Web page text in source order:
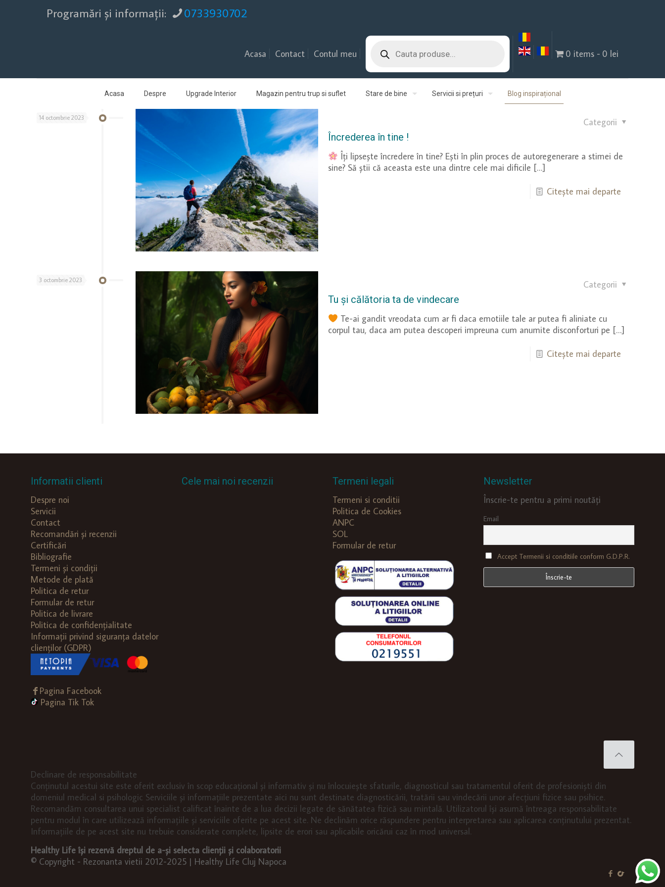
Programări şi informaţii: 0733930702
Acasa Contact Contul meu search 0 items 0 lei
Acasa Despre Upgrade Interior Magazin pentru trup si suflet Stare de bine Servicii si prețuri Blog inspirațional
14 octombrie 2023 Categorii
Încrederea în tine !
Îți lipsește încredere în tine? Eşti în plin proces de autoregenerare a stimei de
sine? Să ştii că aceasta este una dintre cele mai dificile […]
Citește mai departe
3 octombrie 2023 Categorii
Tu și călătoria ta de vindecare
Te-ai gandit vreodata cum ar fi daca emotiile tale ar putea fi aliniate cu
corpul tau, daca am putea descoperi impreuna cum anumite disconforturi pe […]
Citește mai departe
Informatii clienti
Despre noi
Servicii
Contact
Recomandări și recenzii
Certificări
Bibliografie
Termeni și condiții
Metode de plată
Politica de retur
Formular de retur
Politica de livrare
Politica de confidențialitate
Informații privind siguranța datelor
clienților (GDPR)
Pagina Facebook
Pagina Tik Tok
Cele mai noi recenzii Termeni legali
Termeni si conditii
Politica de Cookies
ANPC
SOL
Formular de retur
Newsletter
Înscrie-te pentru a primi noutăți
Email
Accept Termenii si conditiile conform G.D.P.R.
Declinare de responsabilitate
Conținutul acestui site este oferit exclusiv în scop educațional și informativ și nu înlocuiește sfaturile, diagnosticul sau tratamentul oferit de profesioniști din
domeniul medical si psihologic Serviciile și informațiile prezentate aici nu sunt destinate diagnosticării, tratării sau vindecării unor afecțiuni fizice sau psihice.
Recomandăm consultarea unui specialist calificat înainte de a lua decizii legate de sănătatea fizică sau mintală. Utilizatorul își asumă întreaga responsabilitate
pentru modul în care utilizează informațiile și serviciile oferite pe acest site. Ne declinăm orice răspundere pentru interpretarea sau aplicarea conținutului prezentat.
Informațiile de pe acest site nu trebuie considerate complete, lipsite de erori sau aplicabile oricărui caz în mod universal.
Healthy Life își rezervă dreptul de a-și selecta clienții și colaboratorii
© Copyright - Rezonanta vietii 2012-2025 | Healthy Life Cluj Napoca